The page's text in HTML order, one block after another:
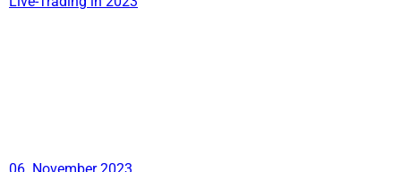
06. November 2023